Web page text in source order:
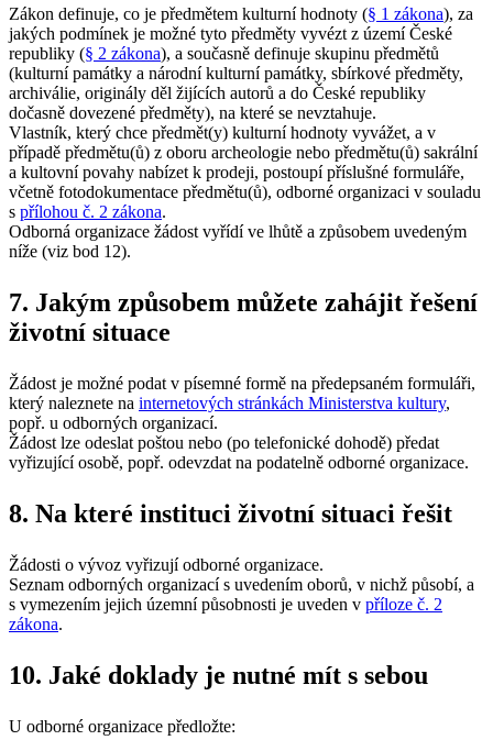
Zákon definuje, co je předmětem kulturní hodnoty (§ 1 zákona), za
jakých podmínek je možné tyto předměty vyvézt z území České
republiky (§ 2 zákona), a současně definuje skupinu předmětů
(kulturní památky a národní kulturní památky, sbírkové předměty,
archiválie, originály děl žijících autorů a do České republiky
dočasně dovezené předměty), na které se nevztahuje.
Vlastník, který chce předmět(y) kulturní hodnoty vyvážet, a v
případě předmětu(ů) z oboru archeologie nebo předmětu(ů) sakrální
a kultovní povahy nabízet k prodeji, postoupí příslušné formuláře,
včetně fotodokumentace předmětu(ů), odborné organizaci v souladu
s přílohou č. 2 zákona.
Odborná organizace žádost vyřídí ve lhůtě a způsobem uvedeným
níže (viz bod 12).
7. Jakým způsobem můžete zahájit řešení
životní situace
Žádost je možné podat v písemné formě na předepsaném formuláři,
který naleznete na internetových stránkách Ministerstva kultury,
popř. u odborných organizací.
Žádost lze odeslat poštou nebo (po telefonické dohodě) předat
vyřizující osobě, popř. odevzdat na podatelně odborné organizace.
8. Na které instituci životní situaci řešit
Žádosti o vývoz vyřizují odborné organizace.
Seznam odborných organizací s uvedením oborů, v nichž působí, a
s vymezením jejich územní působnosti je uveden v příloze č. 2
zákona.
10. Jaké doklady je nutné mít s sebou
U odborné organizace předložte: